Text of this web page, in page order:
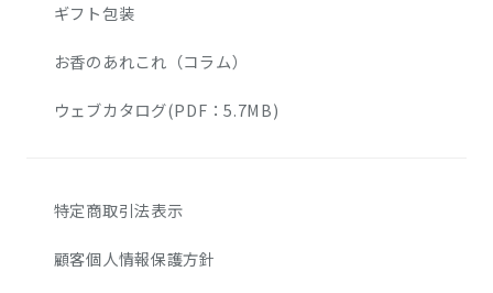
ギフト包装
お香のあれこれ（コラム）
ウェブカタログ(PDF：5.7MB)
特定商取引法表示
顧客個人情報保護方針